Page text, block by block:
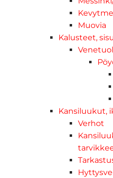
Muovia
Kalusteet,
Kansiluukut,
Verhot